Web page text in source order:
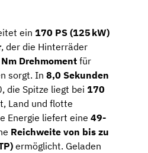
ein 170 PS (125 kW)
, der die Hinterräder
Drehmomentfür
sorgt. In 8,0 Sekunden
die Spitze liegt bei 170
Land und flotte
Energie liefert eine 49-
Reichweite von bis zu
ermöglicht. Geladen